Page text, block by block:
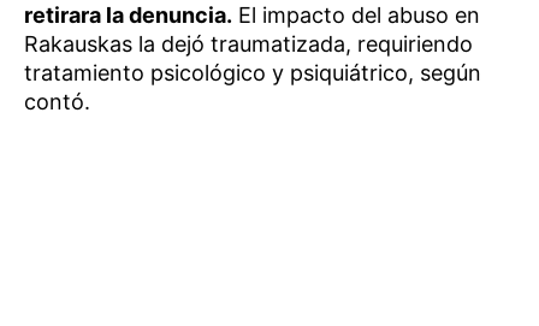
retirara la denuncia. El impacto del abuso en
Rakauskas la dejó traumatizada, requiriendo
tratamiento psicológico y psiquiátrico, según
contó.